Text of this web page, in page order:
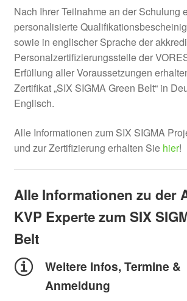
Nach Ihrer Teilnahme an der Schulung
personalisierte
sowie in englischer Sprache der
Personalzertifizierungsstelle der
Erfüllung aller Voraussetzungen
Zertifikat „SIX SIGMA Green Belt“ in
Englisch.
Alle Informationen zum SIX SIGMA
und zur Zertifizierung erhalten Sie hier!
Alle Informationen zu der
KVP Experte zum SIX
Belt
Weitere Infos, Termine &
Anmeldung